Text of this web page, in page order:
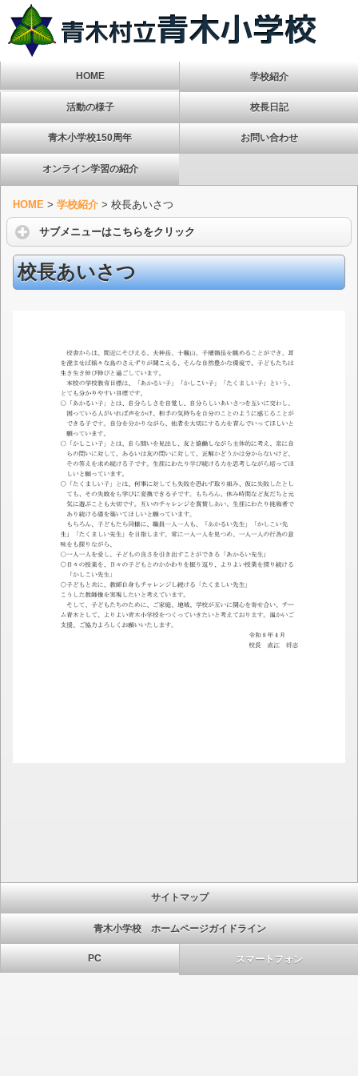
HOME 学校紹介
活動の様子 校長日記
青木小学校150周年 お問い合わせ
オンライン学習の紹介
HOME > 学校紹介 > 校長あいさつ
サブメニューはこちらをクリック
校長あいさつ
サイトマップ
青木小学校 ホームページガイドライン
PC スマートフォン